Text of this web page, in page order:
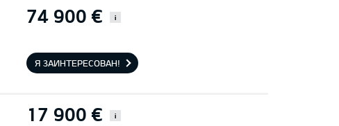
74 900 € i
Я ЗАИНТЕРЕСОВАН!
17 900 € i